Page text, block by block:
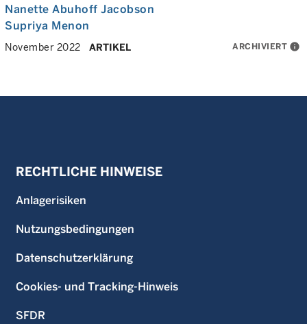
Nanette Abuhoff Jacobson
Supriya Menon
November 2022 ARTIKEL ARCHIVIERT info
RECHTLICHE HINWEISE
Anlagerisiken
Nutzungsbedingungen
Datenschutzerklärung
Cookies- und Tracking-Hinweis
SFDR